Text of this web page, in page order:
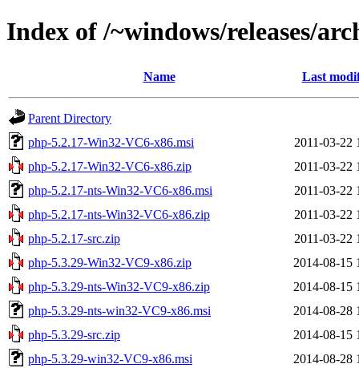
Index of /~windows/releases/
Name Last
Parent Directory
php-5.2.17-Win32-VC6-x86.msi
2011-03-22
php-5.2.17-Win32-VC6-x86.zip
2011-03-22
php-5.2.17-nts-Win32-VC6-x86.msi
2011-03-22
php-5.2.17-nts-Win32-VC6-x86.zip
2011-03-22
php-5.2.17-src.zip
2011-03-22
php-5.3.29-Win32-VC9-x86.zip
2014-08-15
php-5.3.29-nts-Win32-VC9-x86.zip
2014-08-15
php-5.3.29-nts-win32-VC9-x86.msi
2014-08-28
php-5.3.29-src.zip
2014-08-15
php-5.3.29-win32-VC9-x86.msi
2014-08-28